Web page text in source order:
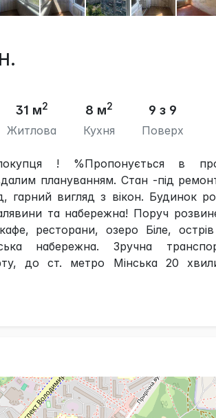
31 м2
Житлова
8 м2
Кухня
9 з 9
Поверх
! %Пропонується в
плануванням. Стан -під
гарний вигляд з вікон. Будинок
та набережна! Поруч
ресторани, озеро Біле,
набережна. Зручна
до ст. метро Мінська 20